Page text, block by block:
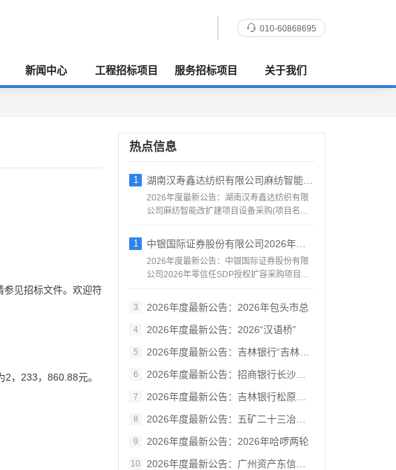
010-60868695
新闻中心 工程招标项目 服务招标项目 关于我们
参见招标文件。欢迎符
，233，860.88元。
热点信息
1 湖南汉寿鑫达纺织有限公司麻纺智能改扩建项
2026年度最新公告：湖南汉寿鑫达纺织有限
公司麻纺智能改扩建项目设备采购(项目名称)
1 中银国际证券股份有限公司2026年零信任
2026年度最新公告：中银国际证券股份有限
公司2026年零信任SDP授权扩容采购项目采
3
2026年度最新公告：2026年包头市总
4 2026年度最新公告：2026“汉语桥”
5 2026年度最新公告：吉林银行“吉林大学
6 2026年度最新公告：招商银行长沙分行零
7 2026年度最新公告：吉林银行松原分行网
8 2026年度最新公告：五矿二十三冶建设集
9 2026年度最新公告：2026年哈啰两轮
10 2026年度最新公告：广州资产东信集团一